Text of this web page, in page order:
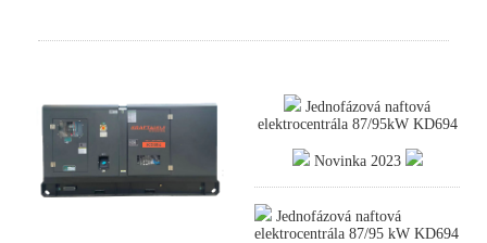
Jednofázová naftová
elektrocentrála 87/95kW KD694
Novinka 2023
Jednofázová naftová
elektrocentrála 87/95 kW KD694